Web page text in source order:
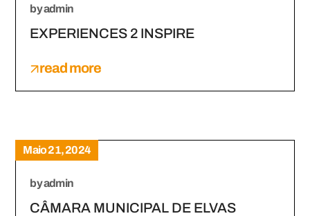
byadmin
EXPERIENCES 2 INSPIRE
read more
Maio 21, 2024
byadmin
CÂMARA MUNICIPAL DE ELVAS